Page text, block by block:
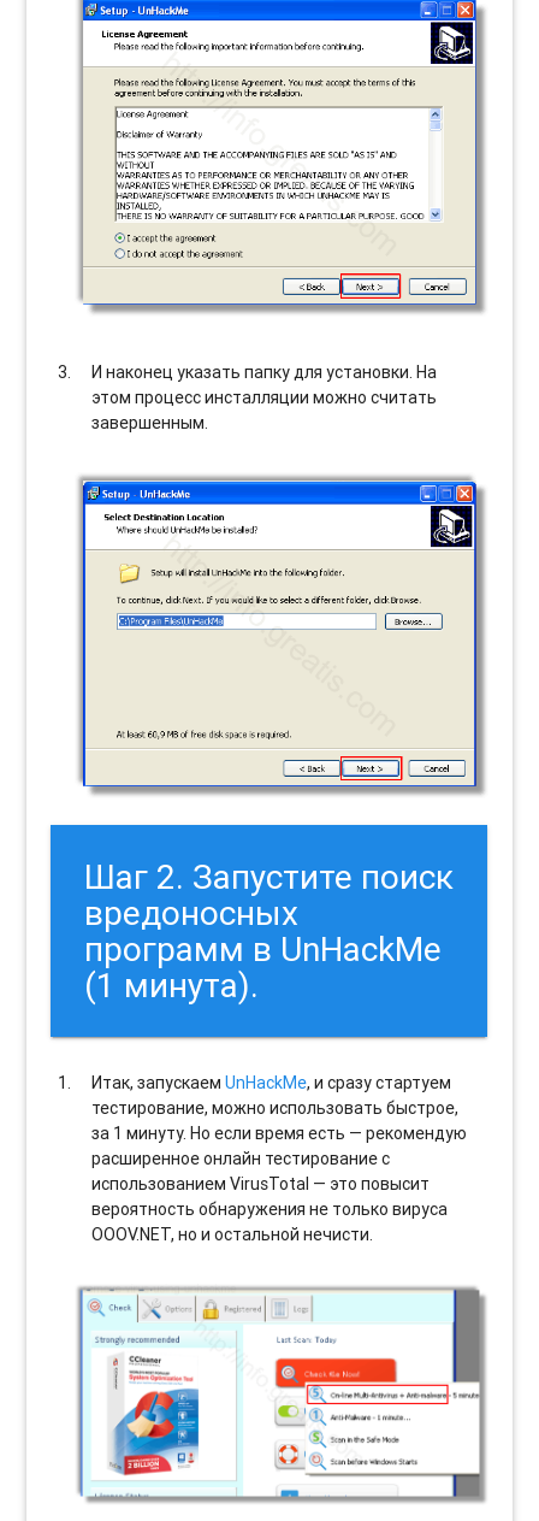
И наконец указать папку для установки. На
этом процесс инсталляции можно считать
завершенным.
Шаг 2. Запустите поиск
вредоносных
программ в UnHackMe
(1 минута).
Итак, запускаемUnHackMe, и сразу стартуем
тестирование, можно использовать быстрое,
за 1 минуту. Но если время есть — рекомендую
расширенное онлайн тестирование с
использованием VirusTotal — это повысит
вероятность обнаружения не только вируса
OOOV.NET, но и остальной нечисти.